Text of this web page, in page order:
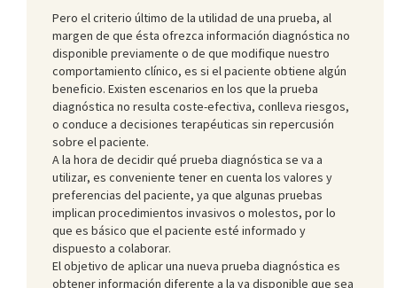
Pero el criterio último de la utilidad de una prueba, al
margen de que ésta ofrezca información diagnóstica no
disponible previamente o de que modifique nuestro
comportamiento clínico, es si el paciente obtiene algún
beneficio. Existen escenarios en los que la prueba
diagnóstica no resulta coste-efectiva, conlleva riesgos,
o conduce a decisiones terapéuticas sin repercusión
sobre el paciente.
A la hora de decidir qué prueba diagnóstica se va a
utilizar, es conveniente tener en cuenta los valores y
preferencias del paciente, ya que algunas pruebas
implican procedimientos invasivos o molestos, por lo
que es básico que el paciente esté informado y
dispuesto a colaborar.
El objetivo de aplicar una nueva prueba diagnóstica es
obtener información diferente a la ya disponible que sea